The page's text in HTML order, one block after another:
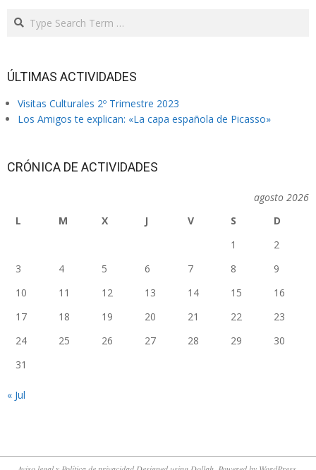
Search
ÚLTIMAS ACTIVIDADES
Visitas Culturales 2º Trimestre 2023
Los Amigos te explican: «La capa española de Picasso»
CRÓNICA DE ACTIVIDADES
agosto 2026
L
M X J V S
D
1
2
3
4 5 6 7 8
9
10
11 12 13 14 15
16
17
18 19 20 21 22
23
24
25 26 27 28 29
30
31
« Jul